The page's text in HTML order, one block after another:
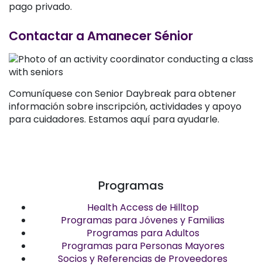
pago privado.
Contactar a Amanecer Sénior
Comuníquese con Senior Daybreak para obtener
información sobre inscripción, actividades y apoyo
para cuidadores. Estamos aquí para ayudarle.
Programas
Health Access de Hilltop
Programas para Jóvenes y Familias
Programas para Adultos
Programas para Personas Mayores
Socios y Referencias de Proveedores